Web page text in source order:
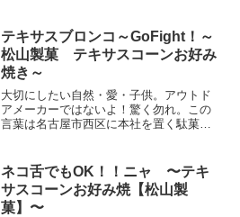
て区別したんだと・・・勉強になります
なぁ、諸君。...
テキサスブロンコ～GoFight！～
松山製菓 テキサスコーンお好み
焼き～
大切にしたい自然・愛・子供。アウトド
アメーカーではないよ！驚く勿れ。この
言葉は名古屋市西区に本社を置く駄菓子
使命は、おいしさと、たのしさと、まご
ころと、安心を、商品に...
ネコ舌でもOK！！ニャ 〜テキ
サスコーンお好み焼【松山製
菓】〜